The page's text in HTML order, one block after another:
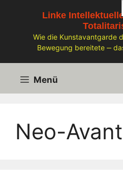
Linke
Wie die Kunstavantgarde
Bewegung bereitete ‒
Menü
Neo-